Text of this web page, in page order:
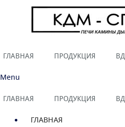
ГЛАВНАЯ ПРОДУКЦИЯ
Menu
ГЛАВНАЯ ПРОДУКЦИЯ
ГЛАВНАЯ